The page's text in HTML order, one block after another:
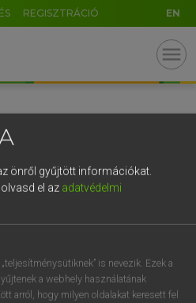
REGISZTRÁCIÓ EN
menu
önről gyűjtött információkat.
el az adatvédelmi
is nevezik. Ezek a
a webhely használatának
arról, hogy milyen oldalakat keresett fel
. - AltGr